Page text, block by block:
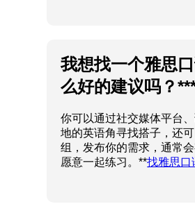
我想找一个雅思
么好的建议吗？
你可以通过社交媒体平台
地的英语角寻找搭子，还
组，发布你的需求，通常
愿意一起练习。**找雅思口